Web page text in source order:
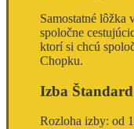
Samostatné lôžka
spoločne
ktorí si chcú
Chopku.
Izba
Rozloha izby: od